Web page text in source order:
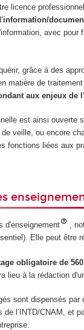
licence
information/
avec pour
grâce à des
matière de
aux enjeux de
est ainsi ouverte
veille, ou encore
fonctions liées aux
d'enseignement
,
Elle peut être
obligatoire de
lieu à la rédaction
sont dispensés par
l’INTD/CNAM, et